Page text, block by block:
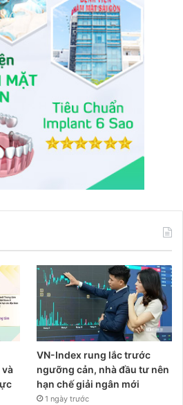
và
VN-Index rung lắc trước
ngưỡng cản, nhà đầu tư nên
hạn chế giải ngân mới
1 ngày trước